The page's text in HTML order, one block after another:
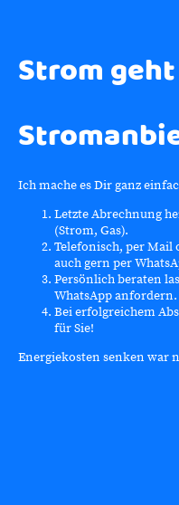
Strom
Ich mache es Dir ganz
Letzte Abrechnung
(Strom, Gas).
Telefonisch, per
auch gern per
Persönlich beraten
WhatsApp anfordern.
Bei erfolgreichem
für Sie!
Energiekosten senken war